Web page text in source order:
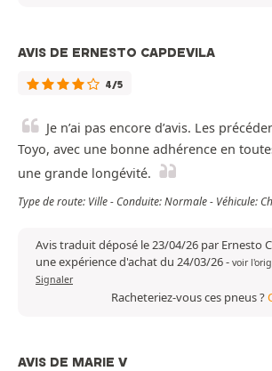
AVIS DE ERNESTO CAPDEVILA
4/5
Je n’ai pas encore d’avis. Les
Toyo, avec une bonne adhérence en
une grande longévité.
Type de route: Ville - Conduite: Normale - Véhicule:
Avis traduit déposé le 23/04/26 par Ernesto
une expérience d'achat du 24/03/26- voir
Signaler
Racheteriez-vous ces pneus ?
AVIS DE MARIE V